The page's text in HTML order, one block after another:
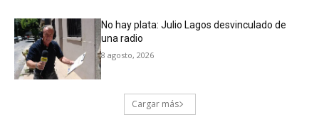
No hay plata: Julio Lagos desvinculado de
una radio
8 agosto, 2026
Cargar más